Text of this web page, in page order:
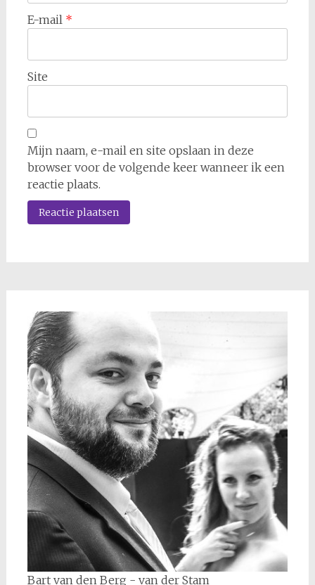
E-mail *
Site
Mijn naam, e-mail en site opslaan in deze
browser voor de volgende keer wanneer ik een
reactie plaats.
Bart van den Berg - van der Stam